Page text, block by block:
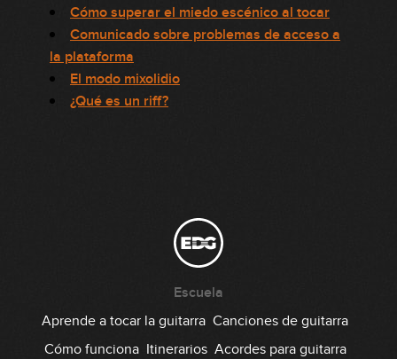
Cómo superar el miedo escénico al tocar
Comunicado sobre problemas de acceso a
la plataforma
El modo mixolidio
¿Qué es un riff?
Escuela
Aprende a tocar la guitarra Canciones de guitarra
Cómo funciona Itinerarios Acordes para guitarra